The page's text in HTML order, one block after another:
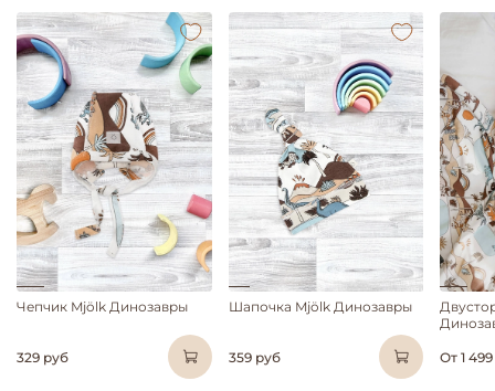
Чепчик Mjölk Динозавры
329 руб
Шапочка Mjölk Динозавры
359 руб От 1